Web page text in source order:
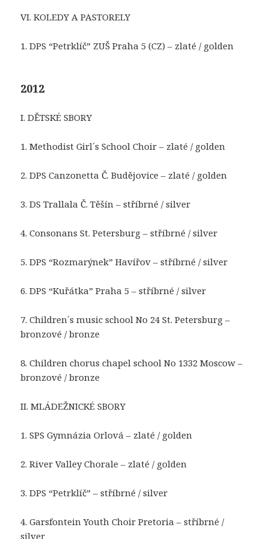
VI. KOLEDY A PASTORELY
1. DPS “Petrklíč” ZUŠ Praha 5 (CZ) – zlaté / golden
2012
I. DĚTSKÉ SBORY
1. Methodist Girl´s School Choir – zlaté / golden
2. DPS Canzonetta Č. Budějovice – zlaté / golden
3. DS Trallala Č. Těšín – stříbrné / silver
4. Consonans St. Petersburg – stříbrné / silver
5. DPS “Rozmarýnek” Havířov – stříbrné / silver
6. DPS “Kuřátka” Praha 5 – stříbrné / silver
7. Children´s music school No 24 St. Petersburg –
bronzové / bronze
8. Children chorus chapel school No 1332 Moscow –
bronzové / bronze
II. MLÁDEŽNICKÉ SBORY
1. SPS Gymnázia Orlová – zlaté / golden
2. River Valley Chorale – zlaté / golden
3. DPS “Petrklíč” – stříbrné / silver
4. Garsfontein Youth Choir Pretoria – stříbrné /
silver